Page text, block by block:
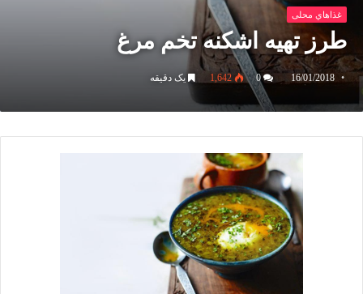
غذاهاي محلی
طرز تهیه اشکنه تخم مرغ
16/01/2018
0
1,642 یک دقیقه